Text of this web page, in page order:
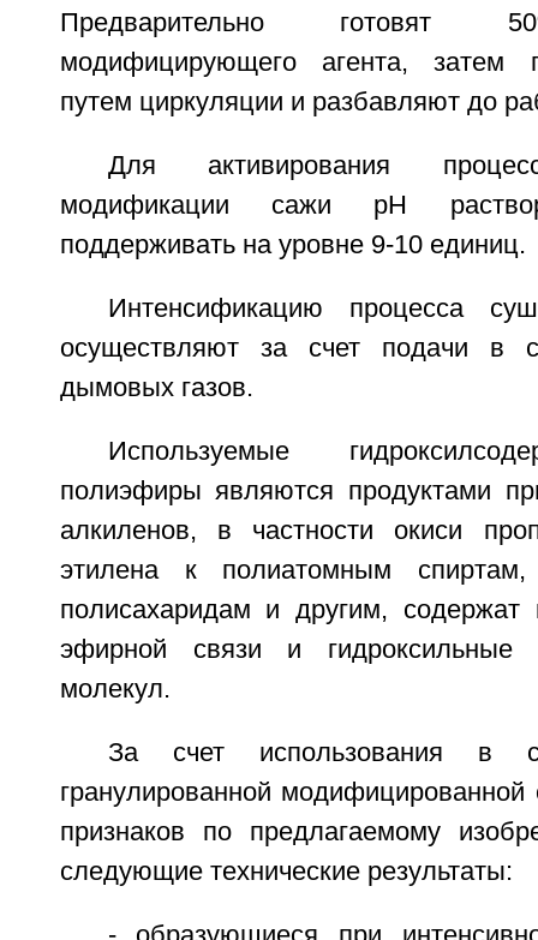
Предварительно готовят
модифицирующего агента, затем
путем циркуляции и разбавляют до
Для активирования
модификации сажи pH
поддерживать на уровне 9-10 единиц.
Интенсификацию процесса
осуществляют за счет подачи в
дымовых газов.
Используемые
полиэфиры являются продуктами
алкиленов, в частности окиси
этилена к полиатомным
полисахаридам и другим, содержат
эфирной связи и
молекул.
За счет использования в
гранулированной модифицированной
признаков по предлагаемому
следующие технические результаты: